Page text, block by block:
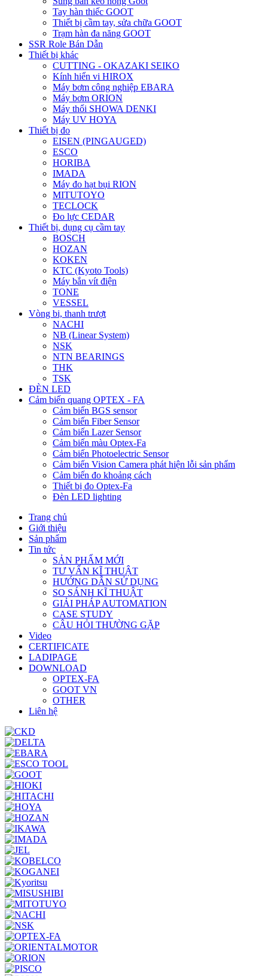
Tay hàn thiếc GOOT
Thiết bị cầm tay, sửa chữa GOOT
Trạm hàn đa năng GOOT
SSR Role Bán Dẫn
Thiết bị khác
CUTTING - OKAZAKI SEIKO
Kính hiển vi HIROX
Máy bơm công nghiệp EBARA
Máy bơm ORION
Máy thổi SHOWA DENKI
Máy UV HOYA
Thiết bị đo
EISEN (PINGAUGED)
ESCO
HORIBA
IMADA
Máy đo hạt bụi RION
MITUTOYO
TECLOCK
Đo lực CEDAR
Thiết bị, dụng cụ cầm tay
BOSCH
HOZAN
KOKEN
KTC (Kyoto Tools)
Máy bắn vít điện
TONE
VESSEL
Vòng bi, thanh trượt
NACHI
NB (Linear System)
NSK
NTN BEARINGS
THK
TSK
ĐÈN LED
Cảm biến quang OPTEX - FA
Cảm biến BGS sensor
Cảm biến Fiber Sensor
Cảm biến Lazer Sensor
Cảm biến màu Optex-Fa
Cảm biến Photoelectric Sensor
Cảm biến Vision Camera phát hiện lỗi sản phẩm
Cảm biến đo khoảng cách
Thiết bị đo Optex-Fa
Đèn LED lighting
Trang chủ
Giới thiệu
Sản phẩm
Tin tức
SẢN PHẨM MỚI
TƯ VẤN KĨ THUẬT
HƯỚNG DẪN SỬ DỤNG
SO SÁNH KĨ THUẬT
GIẢI PHÁP AUTOMATION
CASE STUDY
CÂU HỎI THƯỜNG GẶP
Video
CERTIFICATE
LADIPAGE
DOWNLOAD
OPTEX-FA
GOOT VN
OTHER
Liên hệ